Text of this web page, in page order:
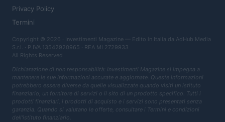
Privacy Policy
Termini
Copyright © 2026 · Investimenti Magazine — Edito in Italia da AdHub Media
S.r.l. · P.IVA 13542920965 · REA MI 2729933
All Rights Reserved
Dichiarazione di non responsabilità: Investimenti Magazine si impegna a
mantenere le sue informazioni accurate e aggiornate. Queste informazioni
potrebbero essere diverse da quelle visualizzate quando visiti un istituto
finanziario, un fornitore di servizi o il sito di un prodotto specifico. Tutti i
prodotti finanziari, i prodotti di acquisto e i servizi sono presentati senza
garanzia. Quando si valutano le offerte, consultare i Termini e condizioni
dell'istituto finanziario.